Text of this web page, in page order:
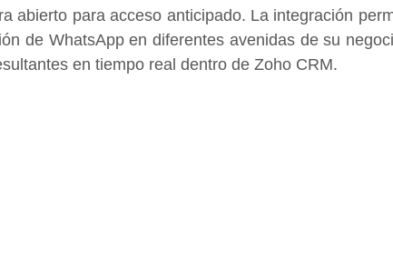
abierto para acceso anticipado. La integración
de WhatsApp en diferentes avenidas de su
en tiempo real dentro de Zoho CRM.